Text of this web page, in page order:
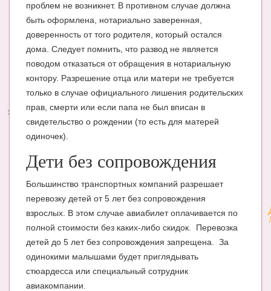
проблем не возникнет. В противном случае должна
быть оформлена, нотариально заверенная,
доверенность от того родителя, который остался
дома. Следует помнить, что развод не является
поводом отказаться от обращения в нотариальную
контору. Разрешение отца или матери не требуется
только в случае официального лишения родительских
прав, смерти или если папа не был вписан в
свидетельство о рождении (то есть для матерей
одиночек).
Дети без сопровождения
Большинство транспортных компаний разрешает
перевозку детей от 5 лет без сопровождения
взрослых. В этом случае авиабилет оплачивается по
полной стоимости без каких-либо скидок. Перевозка
детей до 5 лет без сопровождения запрещена. За
одинокими малышами будет приглядывать
стюардесса или специальный сотрудник
авиакомпании.